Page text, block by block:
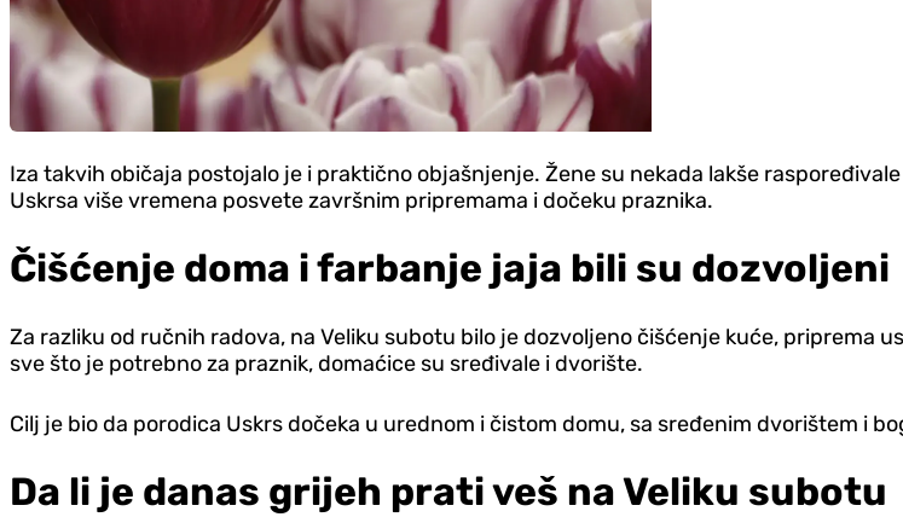
Iza takvih običaja postojalo je i praktično objašnjenje. Žene su nekada lakše
Uskrsa više vremena posvete završnim pripremama i dočeku praznika.
Čišćenje doma i farbanje jaja bili su dozvoljeni
Za razliku od ručnih radova, na Veliku subotu bilo je dozvoljeno čišćenje kuće, priprema
sve što je potrebno za praznik, domaćice su sređivale i dvorište.
Cilj je bio da porodica Uskrs dočeka u urednom i čistom domu, sa sređenim dvorištem i
Da li je danas grijeh prati veš na Veliku subotu